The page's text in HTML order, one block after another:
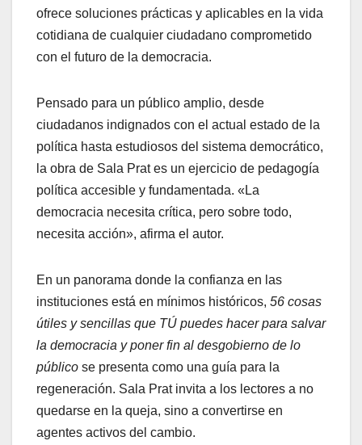
ofrece soluciones prácticas y aplicables en la vida
cotidiana de cualquier ciudadano comprometido
con el futuro de la democracia.
Pensado para un público amplio, desde
ciudadanos indignados con el actual estado de la
política hasta estudiosos del sistema democrático,
la obra de Sala Prat es un ejercicio de pedagogía
política accesible y fundamentada. «La
democracia necesita crítica, pero sobre todo,
necesita acción», afirma el autor.
En un panorama donde la confianza en las
instituciones está en mínimos históricos, 56 cosas
útiles y sencillas que TÚ puedes hacer para salvar
la democracia y poner fin al desgobierno de lo
público se presenta como una guía para la
regeneración. Sala Prat invita a los lectores a no
quedarse en la queja, sino a convertirse en
agentes activos del cambio.